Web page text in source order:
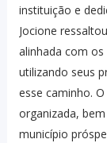
instituição e
Jocione
alinhada com
utilizando seus
esse caminho.
organizada,
município